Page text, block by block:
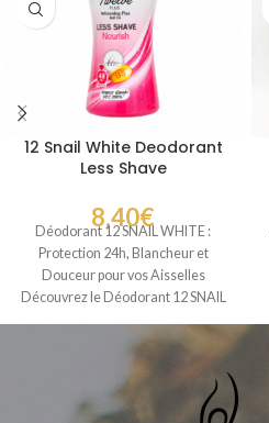
12 Snail White Deodorant
Less Shave
8,40€
Déodorant 12 SNAIL WHITE :
Protection 24h, Blancheur et
Douceur pour vos Aisselles
Découvrez le Déodorant 12 SNAIL